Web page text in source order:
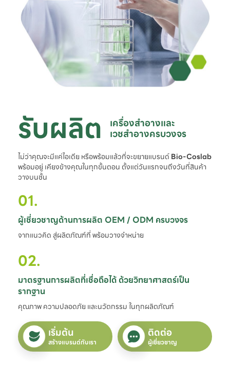
รับผลิต เครื่องสำอางและ
เวชสำอางครบวงจร
ไม่ว่าคุณจะมีแค่ไอเดีย หรือพร้อมแล้วที่จะขยายแบรนด์Bio-Coslab
พร้อมอยู่ เคียงข้างคุณในทุกขั้นตอน ตั้งแต่วันแรกจนถึงวันที่สินค้า
วางบนชั้น
01.
ผู้เชี่ยวชาญด้านการผลิต OEM / ODM ครบวงจร
จากแนวคิด สู่ผลิตภัณฑ์ที่ พร้อมวางจำหน่าย
02.
มาตรฐานการผลิตที่เชื่อถือได้ ด้วยวิทยาศาสตร์เป็น
รากฐาน
คุณภาพ ความปลอดภัย และนวัตกรรม ในทุกผลิตภัณฑ์
เริ่มต้น
สร้างแบรนด์กับเรา
ติดต่อ
ผู้เชี่ยวชาญ